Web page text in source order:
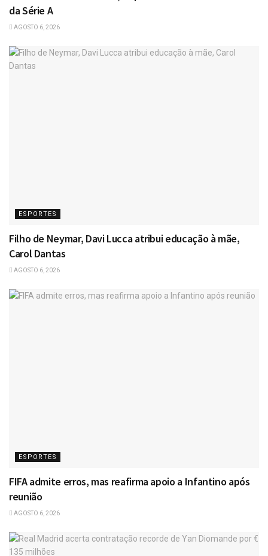
da Série A
AGOSTO 6, 2026
ESPORTES
Filho de Neymar, Davi Lucca atribui educação à mãe,
Carol Dantas
AGOSTO 6, 2026
ESPORTES
FIFA admite erros, mas reafirma apoio a Infantino após
reunião
AGOSTO 6, 2026